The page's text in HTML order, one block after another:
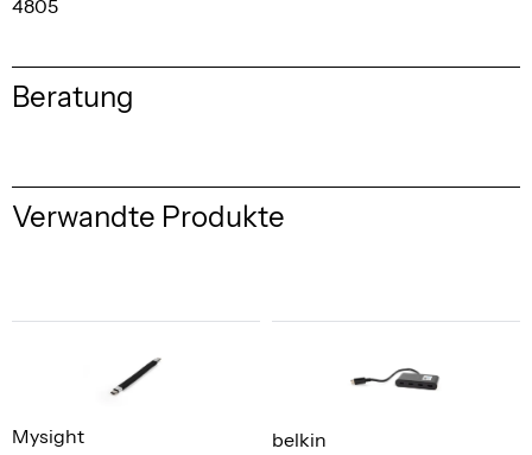
4805
Beratung
Verwandte Produkte
Mysight belkin